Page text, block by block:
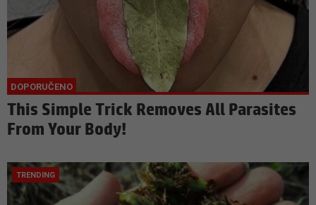
This Simple Trick Removes All Parasites
From Your Body!